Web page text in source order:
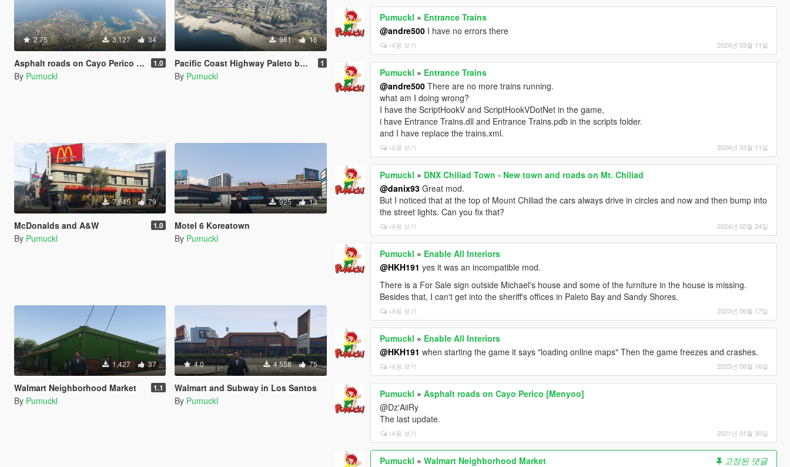
2.75 3,127 34
Asphalt roads on Cayo Perico [Menyoo] 1.0
By Pumuckl
981 16
Pacific Coast Highway Paleto bay [Menyoo] 1
By Pumuckl
7,645 79
McDonalds and A&W 1.0
By Pumuckl
925 13
Motel 6 Koreatown
By Pumuckl
1,427 37
Walmart Neighborhood Market 1.1
By Pumuckl
4.0 4,558 75
Walmart and Subway in Los Santos
By Pumuckl
Pumuckl » Entrance Trains
@andre500 I have no errors there
내용 보기 2024년 03월 11일
Pumuckl » Entrance Trains
@andre500 There are no more trains running.
what am I doing wrong?
I have the ScriptHookV and ScriptHookVDotNet in the game,
i have Entrance Trains.dll and Entrance Trains.pdb in the scripts folder.
and I have replace the trains.xml.
내용 보기 2024년 03월 11일
Pumuckl » DNX Chiliad Town - New town and roads on Mt. Chiliad
@danix93 Great mod.
But I noticed that at the top of Mount Chiliad the cars always drive in circles and now and then bump into
the street lights. Can you fix that?
내용 보기 2024년 02월 24일
Pumuckl » Enable All Interiors
@HKH191 yes it was an incompatible mod.
There is a For Sale sign outside Michael's house and some of the furniture in the house is missing.
Besides that, I can't get into the sheriff's offices in Paleto Bay and Sandy Shores.
내용 보기 2023년 06월 17일
Pumuckl » Enable All Interiors
@HKH191 when starting the game it says "loading online maps" Then the game freezes and crashes.
내용 보기 2023년 06월 16일
Pumuckl »Asphalt roads on Cayo Perico [Menyoo]
@Dz'AiiRy
The last update.
내용 보기 2021년 01월 30일
Pumuckl »Walmart Neighborhood Market
고정된 댓글